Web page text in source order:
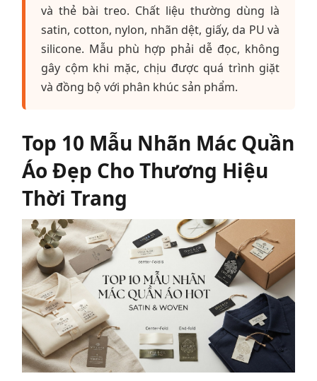
và thẻ bài treo. Chất liệu thường dùng là
satin, cotton, nylon, nhãn dệt, giấy, da PU và
silicone. Mẫu phù hợp phải dễ đọc, không
gây cộm khi mặc, chịu được quá trình giặt
và đồng bộ với phân khúc sản phẩm.
Top 10 Mẫu Nhãn Mác Quần
Áo Đẹp Cho Thương Hiệu
Thời Trang